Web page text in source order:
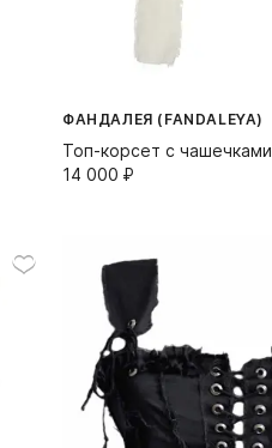
ФАНДАЛЕЯ (FANDALEYA)
Топ-корсет с чашечками
14 000⁠ ⁠₽